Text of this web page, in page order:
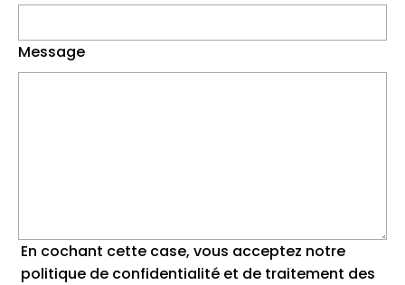
Message
En cochant cette case, vous acceptez notre
politique de confidentialité et de traitement des